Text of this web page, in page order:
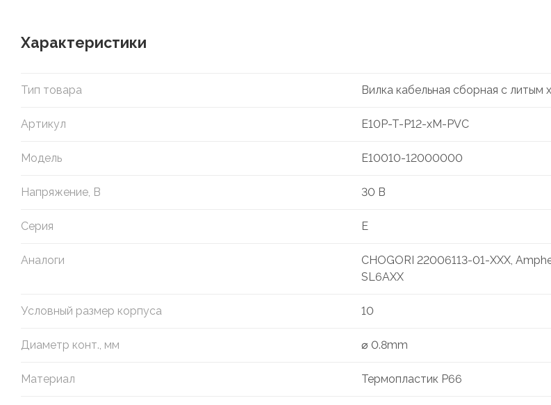
Характеристики
Тип товара Вилка кабельная сборная с литым
Артикул E10P-T-P12-xM-PVC
Модель E10010-12000000
Напряжение, В 30 В
Серия E
Аналоги
CHOGORI 22006113-01-XXX,
SL6AXX
Условный размер корпуса 10
Диаметр конт., мм ⌀ 0.8mm
Материал Термопластик P66